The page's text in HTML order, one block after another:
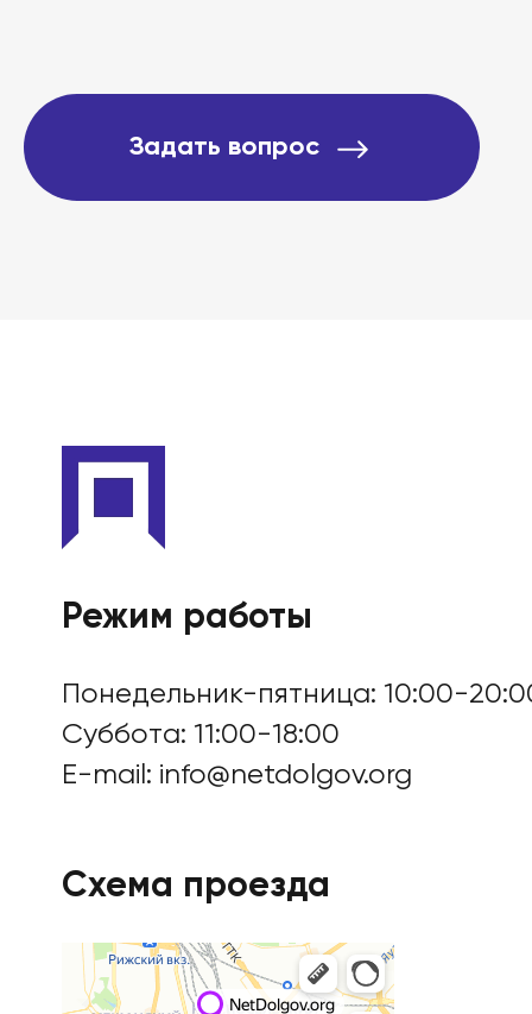
Задать вопрос
Режим работы
Понедельник-пятница: 10:00-
Суббота: 11:00-18:00
E-mail: info@netdolgov.org
Схема проезда